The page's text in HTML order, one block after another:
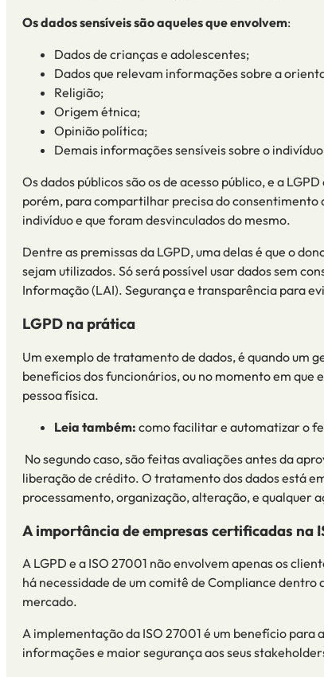
Os dados sensíveis são aqueles que envolvem:
Dados de crianças e adolescentes;
Dados que relevam informações sobre a
Religião;
Origem étnica;
Opinião política;
Demais informações sensíveis sobre o
Os dados públicos são os de acesso público, e a
porém, para compartilhar precisa do consentimento
indivíduo e que foram desvinculados do mesmo.
Dentre as premissas da LGPD,uma delas é que o
sejam utilizados. Só será possível usar dados sem
Informação (LAI). Segurança e transparência para
LGPD na prática
Um exemplo de tratamento de dados, é quando um
benefícios dos funcionários,ou no momento em que
pessoa física.
Leia também: como facilitar e automatizar o
No segundo caso, são feitas avaliações antes da
liberação de crédito. O tratamento dos dados está
processamento, organização, alteração, e qualquer
A importância de empresas certificadas na
A LGPD e a ISO 27001 não envolvem apenas os
há necessidade de um comitê de Compliance dentro
mercado.
A implementação da ISO 27001 é um benefício
informações e maior segurança aos seus